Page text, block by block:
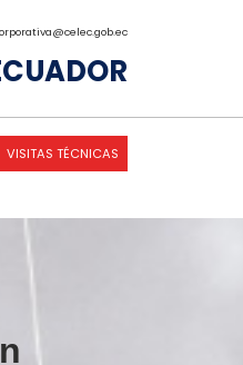
VISITAS TÉCNICAS